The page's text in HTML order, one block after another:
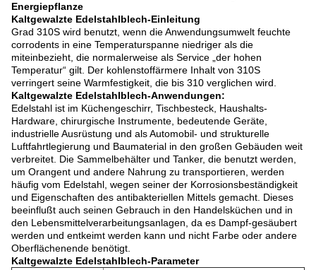
Energiepflanze
Kaltgewalzte Edelstahlblech-Einleitung
Grad 310S wird benutzt, wenn die Anwendungsumwelt feuchte
corrodents in eine Temperaturspanne niedriger als die
miteinbezieht, die normalerweise als Service „der hohen
Temperatur“ gilt. Der kohlenstoffärmere Inhalt von 310S
verringert seine Warmfestigkeit, die bis 310 verglichen wird.
Kaltgewalzte Edelstahlblech-Anwendungen:
Edelstahl ist im Küchengeschirr, Tischbesteck, Haushalts-
Hardware, chirurgische Instrumente, bedeutende Geräte,
industrielle Ausrüstung und als Automobil- und strukturelle
Luftfahrtlegierung und Baumaterial in den großen Gebäuden weit
verbreitet. Die Sammelbehälter und Tanker, die benutzt werden,
um Orangent und andere Nahrung zu transportieren, werden
häufig vom Edelstahl, wegen seiner der Korrosionsbeständigkeit
und Eigenschaften des antibakteriellen Mittels gemacht. Dieses
beeinflußt auch seinen Gebrauch in den Handelsküchen und in
den Lebensmittelverarbeitungsanlagen, da es Dampf-gesäubert
werden und entkeimt werden kann und nicht Farbe oder andere
Oberflächenende benötigt.
Kaltgewalzte Edelstahlblech-Parameter